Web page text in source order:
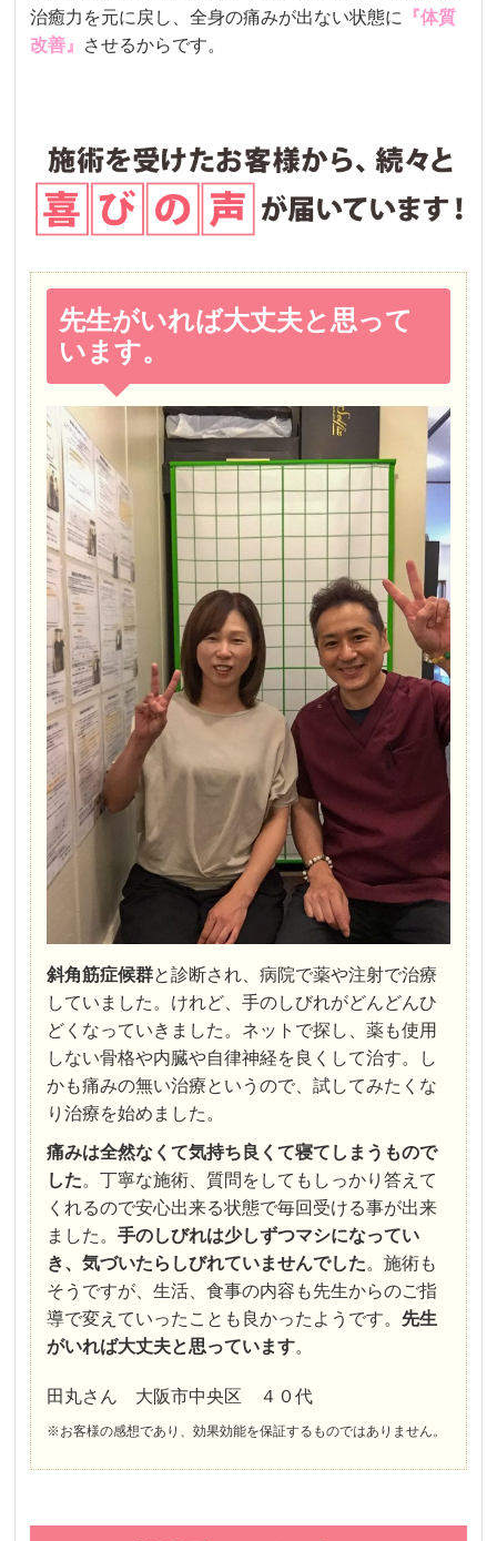
治癒力を元に戻し、全身の痛みが出ない状態に
『体質
改善』
させるからです。
先生がいれば大丈夫と思って
います。
斜角筋症候群と診断され、病院で薬や注射で治療
していました。けれど、手のしびれがどんどんひ
どくなっていきました。ネットで探し、薬も使用
しない骨格や内臓や自律神経を良くして治す。し
かも痛みの無い治療というので、試してみたくな
り治療を始めました。
痛みは全然なくて気持ち良くて寝てしまうもので
した。丁寧な施術、質問をしてもしっかり答えて
くれるので安心出来る状態で毎回受ける事が出来
ました。手のしびれは少しずつマシになってい
き、気づいたらしびれていませんでした。施術も
そうですが、生活、食事の内容も先生からのご指
導で変えていったことも良かったようです。 先生
がいれば大丈夫と思っています。
田丸さん 大阪市中央区 ４０代
※お客様の感想であり、効果効能を保証するものではありません。